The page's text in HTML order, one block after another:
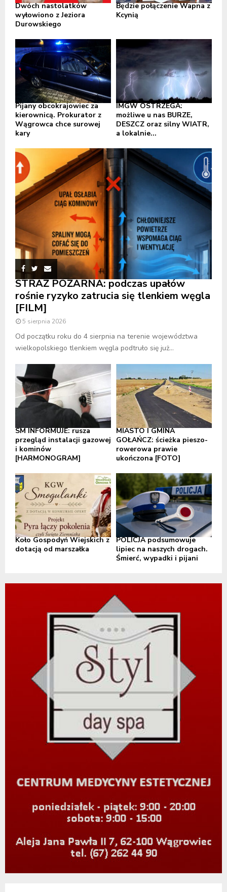
Dwóch nastolatków
wyłowiono z Jeziora
Durowskiego
Będzie połączenie Wapna z
Kcynią
Pijany obcokrajowiec za
kierownicą. Prokurator z
Wągrowca chce surowej
kary
IMGW OSTRZEGA:
możliwe u nas BURZE,
DESZCZ oraz silny WIATR,
a lokalnie...
STRAŻ POŻARNA: podczas upałów
rośnie ryzyko zatrucia się tlenkiem węgla
[FILM]
5 sierpnia 2026
Od początku roku do 4 sierpnia na terenie województwa
wielkopolskiego tlenkiem węgla podtruło się już...
SM INFORMUJE: rusza
przegląd instalacji gazowej
i kominów
[HARMONOGRAM]
MIASTO I GMINA
GOŁAŃCZ: ścieżka pieszo-
rowerowa prawie
ukończona [FOTO]
Koło Gospodyń Wiejskich z
dotacją od marszałka
POLICJA podsumowuje
lipiec na naszych drogach.
Śmierć, wypadki i pijani